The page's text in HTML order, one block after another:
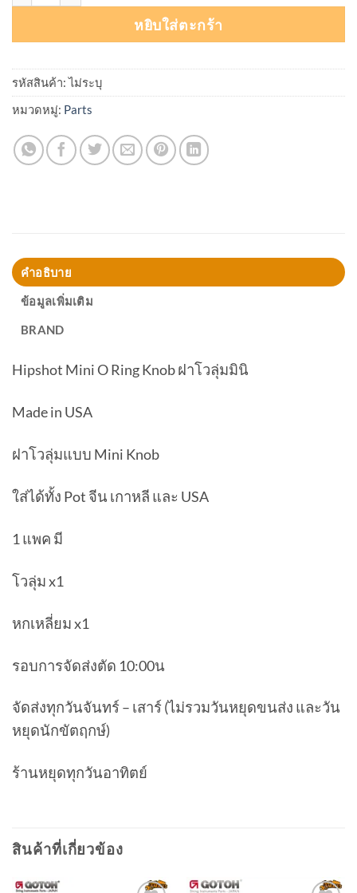
หยิบใส่ตะกร้า
รหัสสินค้า:ไม่ระบุ
หมวดหมู่: Parts
คำอธิบาย
ข้อมูลเพิ่มเติม
BRAND
Hipshot Mini O Ring Knob ฝาโวลุ่มมินิ
Made in USA
ฝาโวลุ่มแบบ Mini Knob
ใส่ได้ทั้ง Pot จีน เกาหลี และ USA
1 แพค มี
โวลุ่ม x1
หกเหลี่ยม x1
รอบการจัดส่งตัด 10:00น
จัดส่งทุกวันจันทร์ – เสาร์ (ไม่รวมวันหยุดขนส่ง และวัน
หยุดนักขัตฤกษ์)
ร้านหยุดทุกวันอาทิตย์
สินค้าที่เกี่ยวข้อง